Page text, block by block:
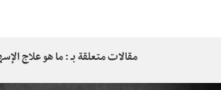
مقالات متعلقة بـ : ما هو علاج